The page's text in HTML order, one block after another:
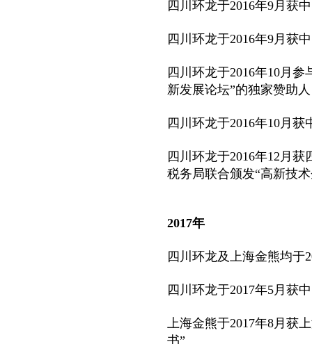
四川环龙于2016年9月获
四川环龙于2016年9月获
四川环龙于2016年10月参
新发展论坛”的独家赞助人
四川环龙于2016年10月
四川环龙于2016年12月
税务局联合颁发“高新技
2017年
四川环龙及上海金熊均于
四川环龙于2017年5月获
上海金熊于2017年8月获
书”